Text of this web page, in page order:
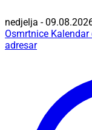
nedjelja -
Osmrtnice
adresar